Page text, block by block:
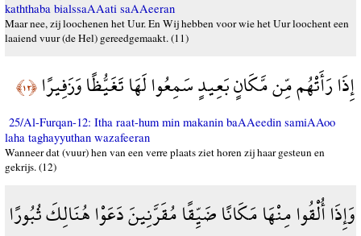
kaththaba bialssaAAati saAAeeran
Maar nee, zij loochenen het Uur. En Wij hebben voor wie het Uur loochent een
laaiend vuur (de Hel) gereedgemaakt. (11)
إِذَا رَأَتْهُم مِّن مَّكَانٍ بَعِيدٍ سَمِعُوا لَهَا تَغَيُّظًا وَزَفِيرًا﴿١٢﴾
25/Al-Furqan-12: Itha raat-hum min makanin baAAeedin samiAAoo
laha taghayyuthan wazafeeran
Wanneer dat (vuur) hen van een verre plaats ziet horen zij haar gesteun en
gekrijs. (12)
وَإِذَا أُلْقُوا مِنْهَا مَكَانًا ضَيِّقًا مُقَرَّنِينَ دَعَوْا هُنَالِكَ ثُبُورًا